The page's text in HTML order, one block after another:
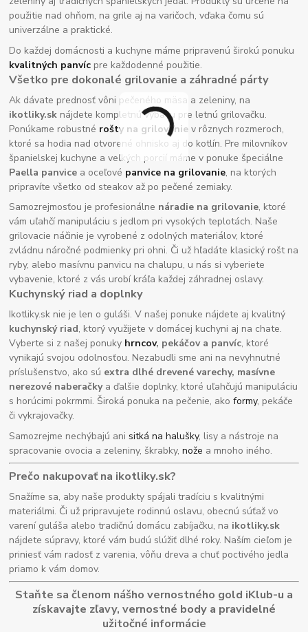
použitie nad ohňom, na grile aj na varičoch, vďaka čomu sú
univerzálne a praktické.
Do každej domácnosti a kuchyne máme pripravenú širokú ponuku
kvalitných panvíc pre každodenné použitie.
Všetko pre dokonalé grilovanie a záhradné párty
Ak dávate prednosť vôni pečeného mäsa a zeleniny, na
ikotliky.sk nájdete kompletnú výbavu pre letnú grilovačku.
Ponúkame robustné rošty na grilovanie v rôznych rozmeroch,
ktoré sa hodia nad otvorené ohnisko aj do kotlín. Pre milovníkov
španielskej kuchyne a veľkých porcií máme v ponuke špeciálne
Paella panvice a oceľové panvice na grilovanie, na ktorých
pripravíte všetko od steakov až po pečené zemiaky.
Samozrejmosťou je profesionálne náradie na grilovanie, ktoré
vám uľahčí manipuláciu s jedlom pri vysokých teplotách. Naše
grilovacie náčinie je vyrobené z odolných materiálov, ktoré
zvládnu náročné podmienky pri ohni. Či už hľadáte klasický rošt na
ryby, alebo masívnu panvicu na chalupu, u nás si vyberiete
vybavenie, ktoré z vás urobí kráľa každej záhradnej oslavy.
Kuchynský riad a doplnky
Ikotliky.sk nie je len o guláši. V našej ponuke nájdete aj kvalitný
kuchynský riad, ktorý využijete v domácej kuchyni aj na chate.
Vyberte si z našej ponuky hrncov, pekáčov a panvíc, ktoré
vynikajú svojou odolnosťou. Nezabudli sme ani na nevyhnutné
príslušenstvo, ako sú extra dlhé drevené varechy, masívne
nerezové naberačkya ďalšie doplnky, ktoré uľahčujú manipuláciu
s horúcimi pokrmmi. Široká ponuka na pečenie, akoformy, pekáče
či vykrajovačky.
Samozrejme nechýbajú anisitká na halušky, lisy a nástroje na
spracovanie ovocia a zeleniny, škrabky,nože a mnoho iného.
Prečo nakupovať na ikotliky.sk?
Snažíme sa, aby naše produkty spájali tradíciu s kvalitnými
materiálmi. Či už pripravujete rodinnú oslavu, obecnú súťaž vo
varení guláša alebo tradičnú domácu zabíjačku, na ikotliky.sk
nájdete súpravy, ktoré vám budú slúžiť dlhé roky. Naším cieľom je
priniesť vám radosť z varenia, vôňu dreva a chuť poctivého jedla
priamo k vám domov.
Staňte sa členom nášho vernostného gold iKlub-u a
získavajte zľavy, vernostné body a pravidelné
užitočné informácie